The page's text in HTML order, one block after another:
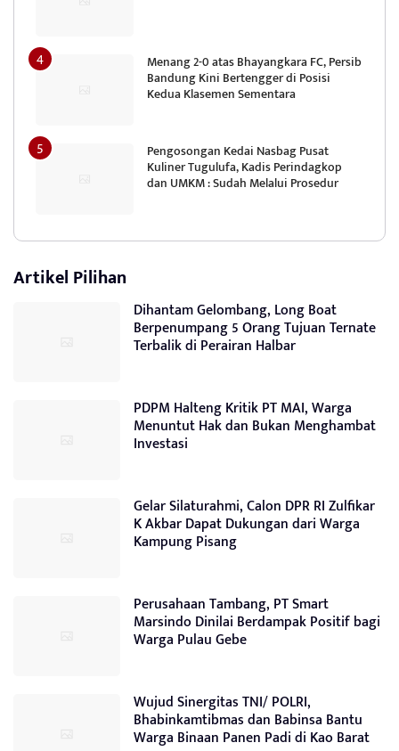
Menang 2-0 atas Bhayangkara FC, Persib
Bandung Kini Bertengger di Posisi
Kedua Klasemen Sementara
Pengosongan Kedai Nasbag Pusat
Kuliner Tugulufa, Kadis Perindagkop
dan UMKM : Sudah Melalui Prosedur
Artikel Pilihan
Dihantam Gelombang, Long Boat
Berpenumpang 5 Orang Tujuan Ternate
Terbalik di Perairan Halbar
PDPM Halteng Kritik PT MAI, Warga
Menuntut Hak dan Bukan Menghambat
Investasi
Gelar Silaturahmi, Calon DPR RI Zulfikar
K Akbar Dapat Dukungan dari Warga
Kampung Pisang
Perusahaan Tambang, PT Smart
Marsindo Dinilai Berdampak Positif bagi
Warga Pulau Gebe
Wujud Sinergitas TNI/ POLRI,
Bhabinkamtibmas dan Babinsa Bantu
Warga Binaan Panen Padi di Kao Barat